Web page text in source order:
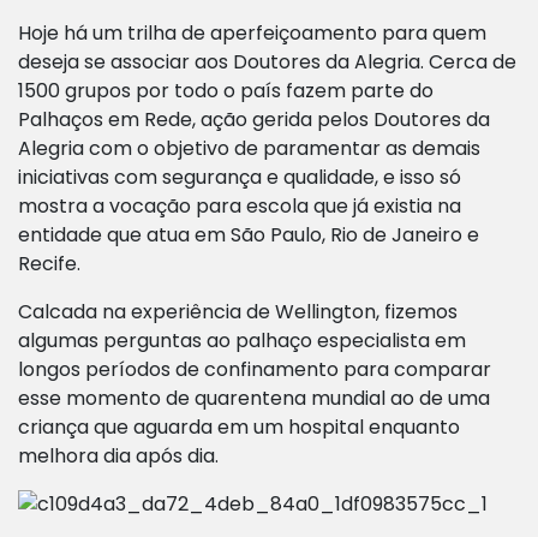
Hoje há um trilha de aperfeiçoamento para quem
deseja se associar aos Doutores da Alegria. Cerca de
1500 grupos por todo o país fazem parte do
Palhaços em Rede, ação gerida pelos Doutores da
Alegria com o objetivo de paramentar as demais
iniciativas com segurança e qualidade, e isso só
mostra a vocação para escola que já existia na
entidade que atua em São Paulo, Rio de Janeiro e
Recife.
Calcada na experiência de Wellington, fizemos
algumas perguntas ao palhaço especialista em
longos períodos de confinamento para comparar
esse momento de quarentena mundial ao de uma
criança que aguarda em um hospital enquanto
melhora dia após dia.